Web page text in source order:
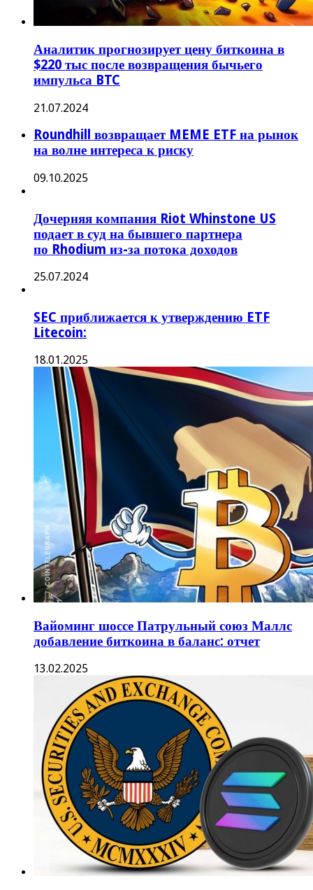
Аналитик прогнозирует цену биткоина в
$220 тыс после возвращения бычьего
импульса BTC
21.07.2024
Roundhill возвращает MEME ETF на рынок
на волне интереса к риску
09.10.2025
Дочерняя компания Riot Whinstone US
подает в суд на бывшего партнера
по Rhodium из-за потока доходов
25.07.2024
SEC приближается к утверждению ETF
Litecoin:
18.01.2025
Вайоминг шоссе Патрульный союз Маллс
добавление биткоина в баланс: отчет
13.02.2025